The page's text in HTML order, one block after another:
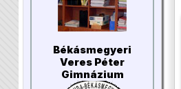
Békásmegyeri
Veres Péter
Gimnázium